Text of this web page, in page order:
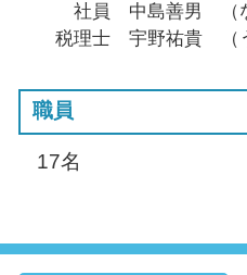
社員 中島善男 （な
税理士 宇野祐貴 （う
職員
17名